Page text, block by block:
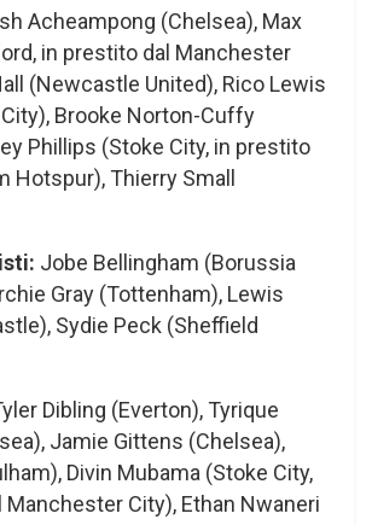
Acheampong (Chelsea), Max
in prestito dal Manchester
(Newcastle United), Rico Lewis
Brooke Norton-Cuffy
Phillips (Stoke City, in prestito
Hotspur), Thierry Small
Jobe Bellingham (Borussia
Gray (Tottenham), Lewis
Sydie Peck (Sheffield
Dibling (Everton), Tyrique
Jamie Gittens (Chelsea),
Divin Mubama (Stoke City,
City), Ethan Nwaneri